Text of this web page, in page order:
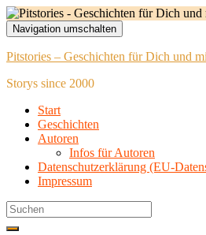
Navigation umschalten
Pitstories – Geschichten für Dich und
Storys since 2000
Start
Geschichten
Autoren
Infos für Autoren
Datenschutzerklärung (EU-
Impressum
Search
for: